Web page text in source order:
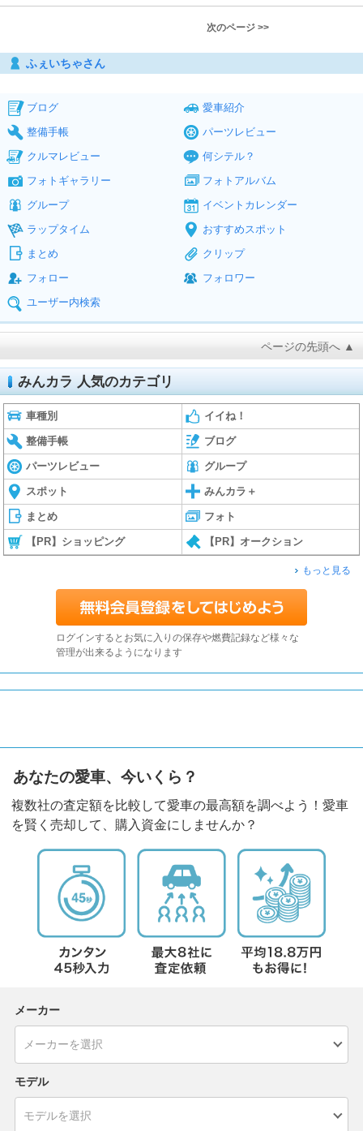
次のページ >>
ふぇいちゃさん
ブログ
愛車紹介
整備手帳
パーツレビュー
クルマレビュー
何シテル？
フォトギャラリー
フォトアルバム
グループ
イベントカレンダー
ラップタイム
おすすめスポット
まとめ
クリップ
フォロー
フォロワー
ユーザー内検索
ページの先頭へ ▲
みんカラ 人気のカテゴリ
車種別 イイね！
整備手帳 ブログ
パーツレビュー グループ
スポット みんカラ＋
まとめ フォト
【PR】ショッピング 【PR】オークション
もっと見る
ログインするとお気に入りの保存や燃費記録など様々な
管理が出来るようになります
あなたの愛車、今いくら？
複数社の査定額を比較して愛車の最高額を調べよう！愛車
を賢く売却して、購入資金にしませんか？
メーカー
モデル